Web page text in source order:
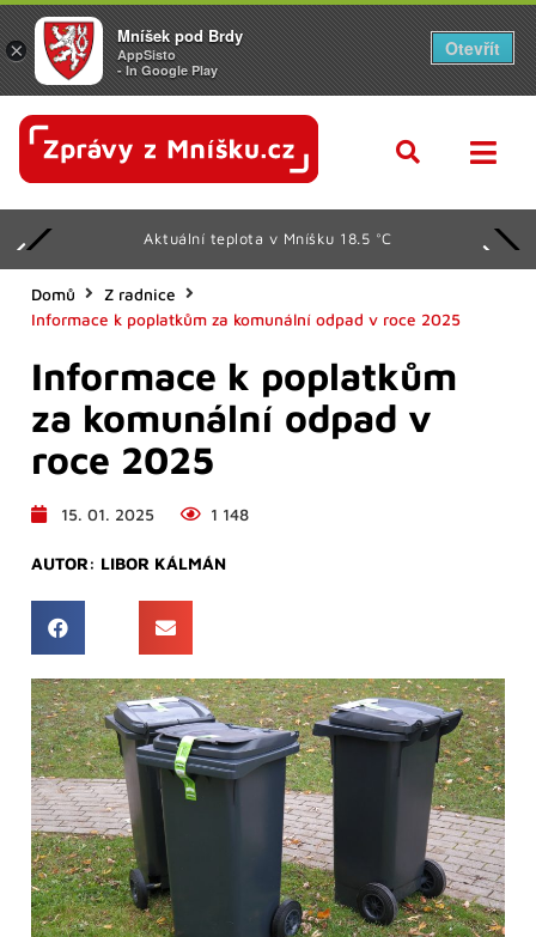
Aktuální teplota v Mníšku 18.5 °C
Domů
Z radnice
Informace k poplatkům za komunální odpad v roce 2025
Informace k poplatkům
za komunální odpad v
roce 2025
15. 01. 2025 1 148
AUTOR: LIBOR KÁLMÁN
×
Mníšek pod Brdy
AppSisto
- In Google Play
Otevřít